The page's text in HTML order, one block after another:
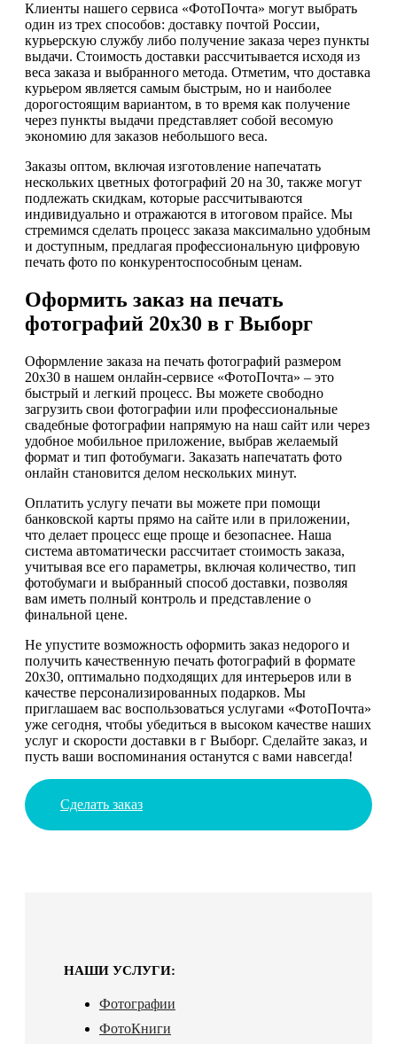
Клиенты нашего сервиса «ФотоПочта» могут выбрать
один из трех способов: доставку почтой России,
курьерскую службу либо получение заказа через пункты
выдачи. Стоимость доставки рассчитывается исходя из
веса заказа и выбранного метода. Отметим, что доставка
курьером является самым быстрым, но и наиболее
дорогостоящим вариантом, в то время как получение
через пункты выдачи представляет собой весомую
экономию для заказов небольшого веса.
Заказы оптом, включая изготовление напечатать
нескольких цветных фотографий 20 на 30, также могут
подлежать скидкам, которые рассчитываются
индивидуально и отражаются в итоговом прайсе. Мы
стремимся сделать процесс заказа максимально удобным
и доступным, предлагая профессиональную цифровую
печать фото по конкурентоспособным ценам.
Оформить заказ на печать
фотографий 20х30 в г Выборг
Оформление заказа на печать фотографий размером
20х30 в нашем онлайн-сервисе «ФотоПочта» – это
быстрый и легкий процесс. Вы можете свободно
загрузить свои фотографии или профессиональные
свадебные фотографии напрямую на наш сайт или через
удобное мобильное приложение, выбрав желаемый
формат и тип фотобумаги. Заказать напечатать фото
онлайн становится делом нескольких минут.
Оплатить услугу печати вы можете при помощи
банковской карты прямо на сайте или в приложении,
что делает процесс еще проще и безопаснее. Наша
система автоматически рассчитает стоимость заказа,
учитывая все его параметры, включая количество, тип
фотобумаги и выбранный способ доставки, позволяя
вам иметь полный контроль и представление о
финальной цене.
Не упустите возможность оформить заказ недорого и
получить качественную печать фотографий в формате
20х30, оптимально подходящих для интерьеров или в
качестве персонализированных подарков. Мы
приглашаем вас воспользоваться услугами «ФотоПочта»
уже сегодня, чтобы убедиться в высоком качестве наших
услуг и скорости доставки в г Выборг. Сделайте заказ, и
пусть ваши воспоминания останутся с вами навсегда!
Сделать заказ
НАШИ УСЛУГИ:
Фотографии
ФотоКниги